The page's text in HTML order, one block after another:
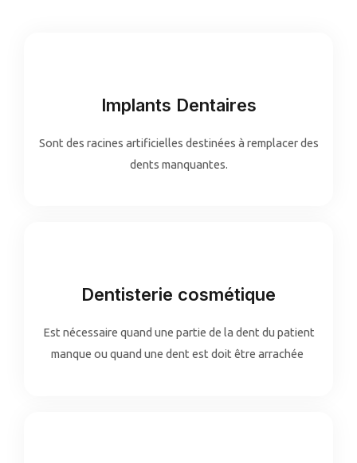
Implants Dentaires
Sont des racines artificielles destinées à remplacer des
dents manquantes.
Dentisterie cosmétique
Est nécessaire quand une partie de la dent du patient
manque ou quand une dent est doit être arrachée